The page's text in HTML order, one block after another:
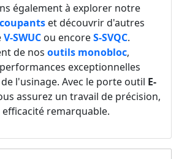
également à explorer notre
et découvrir d'autres
V-SWUC ou encoreS-SVQC.
de nos outils monobloc,
exceptionnelles
l'usinage. Avec le porte outil E-
assurez un travail de précision,
remarquable.